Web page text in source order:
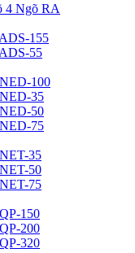
4 Ngõ RA
155
55
100
35
50
75
35
50
75
150
200
320